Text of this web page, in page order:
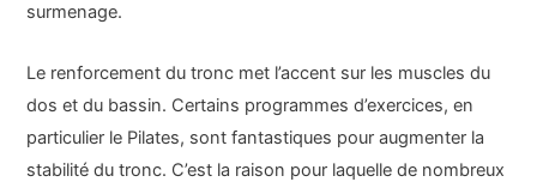
surmenage.
Le renforcement du tronc met l’accent sur les muscles du
dos et du bassin. Certains programmes d’exercices, en
particulier le Pilates, sont fantastiques pour augmenter la
stabilité du tronc. C’est la raison pour laquelle de nombreux